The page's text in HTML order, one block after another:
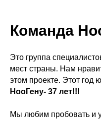
Команда
Это группа
мест страны. Нам
этом проекте. Этот год
НооГену- 37 лет!!!
Мы любим пробовать и